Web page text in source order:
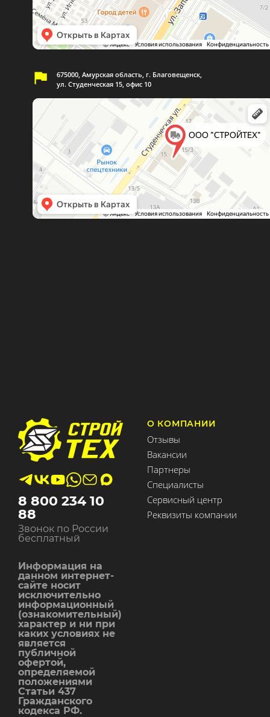
675000, Амурская область, г. Благовещенск,
ул. Студенческая 15, офис 10
8 800 234 10
88
Звонок по России
бесплатный
Информация на
данном интернет-
сайте носит
исключительно
информационный
(ознакомительный)
характер и ни при
каких условиях не
является
публичной
офертой,
определяемой
положениями
Статьи 437
Гражданского
кодекса РФ.
О КОМПАНИИ
Отзывы
Вакансии
Партнеры
Специалисты
Сервисный центр
Реквизиты компании